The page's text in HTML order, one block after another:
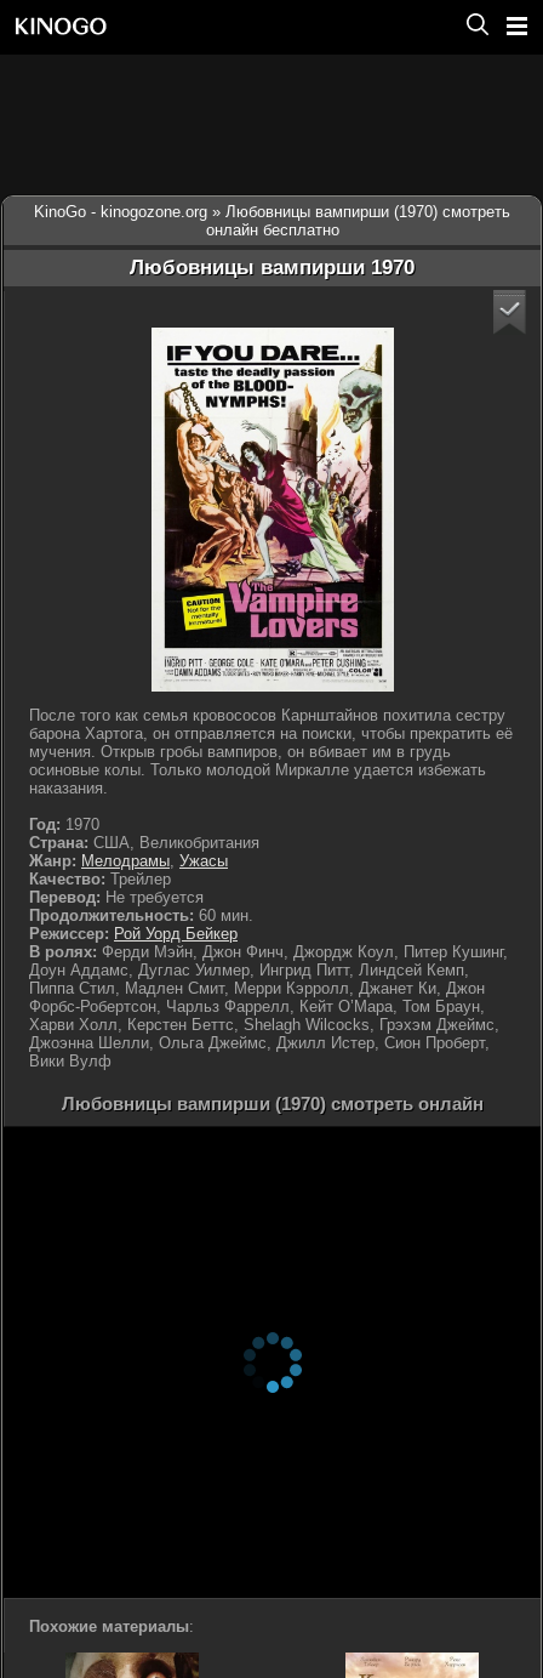
KinoGo - kinogozone.org » Любовницы вампирши (1970) смотреть
онлайн бесплатно
Любовницы вампирши 1970
После того как семья кровососов Карнштайнов похитила сестру
барона Хартога, он отправляется на поиски, чтобы прекратить её
мучения. Открыв гробы вампиров, он вбивает им в грудь
осиновые колы. Только молодой Миркалле удается избежать
наказания.
Год: 1970
Страна: США, Великобритания
Жанр: Мелодрамы, Ужасы
Качество: Трейлер
Перевод: Не требуется
Продолжительность: 60 мин.
Режиссер: Рой Уорд Бейкер
В ролях: Ферди Мэйн, Джон Финч, Джордж Коул, Питер Кушинг,
Доун Аддамс, Дуглас Уилмер, Ингрид Питт, Линдсей Кемп,
Пиппа Стил, Мадлен Смит, Мерри Кэрролл, Джанет Ки, Джон
Форбс-Робертсон, Чарльз Фаррелл, Кейт О’Мара, Том Браун,
Харви Холл, Керстен Беттс, Shelagh Wilcocks, Грэхэм Джеймс,
Джоэнна Шелли, Ольга Джеймс, Джилл Истер, Сион Проберт,
Вики Вулф
Любовницы вампирши (1970) смотреть онлайн
Похожие материалы: